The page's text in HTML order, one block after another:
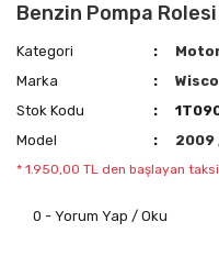
Benzin Pompa
Kategori
Marka
Wisco
Stok Kodu
Model
2009
* 1.950,00 TL den başlayan
0 - Yorum Yap / Oku